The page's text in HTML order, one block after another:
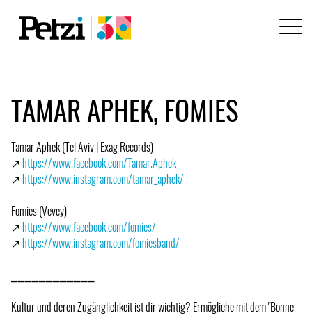
TAMAR APHEK, FOMIES
Tamar Aphek (Tel Aviv | Exag Records)
↗https://www.facebook.com/Tamar.Aphek
↗https://www.instagram.com/tamar_aphek/
Fomies (Vevey)
↗https://www.facebook.com/fomies/
↗https://www.instagram.com/fomiesband/
Kultur und deren Zugänglichkeit ist dir wichtig? Ermögliche mit dem "Bonne